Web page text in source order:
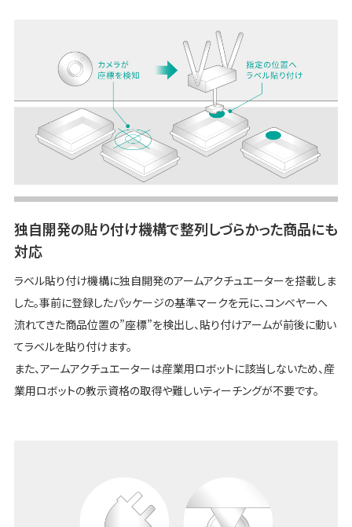
独自開発の貼り付け機構で整列しづらかった商品にも
対応
ラベル貼り付け機構に独自開発のアームアクチュエーターを搭載しま
した。事前に登録したパッケージの基準マークを元に、コンベヤーへ
流れてきた商品位置の”座標”を検出し、貼り付けアームが前後に動い
てラベルを貼り付けます。
また、アームアクチュエーターは産業用ロボットに該当しないため、産
業用ロボットの教示資格の取得や難しいティーチングが不要です。